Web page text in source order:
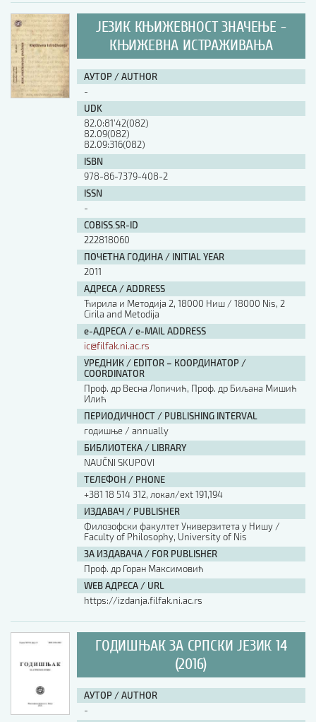
ЈЕЗИК КЊИЖЕВНОСТ ЗНАЧЕЊЕ -
КЊИЖЕВНА ИСТРАЖИВАЊА
АУТОР / AUTHOR
-
UDK
82.0:81’42(082)
82.09(082)
82.09:316(082)
ISBN
978-86-7379-408-2
ISSN
-
COBISS.SR-ID
222818060
ПОЧЕТНА ГОДИНА / INITIAL YEAR
2011
АДРЕСА / ADDRESS
Ћирила и Методија 2, 18000 Ниш / 18000 Nis, 2
Cirila and Metodija
е-АДРЕСА / e-MAIL ADDRESS
ic@filfak.ni.ac.rs
УРЕДНИК / EDITOR – КООРДИНАТОР /
COORDINATOR
Проф. др Весна Лопичић, Проф. др Биљана Мишић
Илић
ПЕРИОДИЧНОСТ / PUBLISHING INTERVAL
годишње / annually
БИБЛИОТЕКА / LIBRARY
NAUČNI SKUPOVI
ТЕЛЕФОН / PHONE
+381 18 514 312, локал/ext 191,194
ИЗДАВАЧ / PUBLISHER
Филозофски факултет Универзитета у Нишу /
Faculty of Philosophy, University of Nis
ЗА ИЗДАВАЧА / FOR PUBLISHER
Проф. др Горан Максимовић
WEB АДРЕСА / URL
https://izdanja.filfak.ni.ac.rs
ГОДИШЊАК ЗА СРПСКИ ЈЕЗИК 14
(2016)
АУТОР / AUTHOR
-